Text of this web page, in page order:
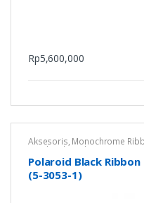
Rp5,600,000
Aksesoris, Monochrome
Untuk Polaroid P101
Polaroid Black
(5-3053-1)